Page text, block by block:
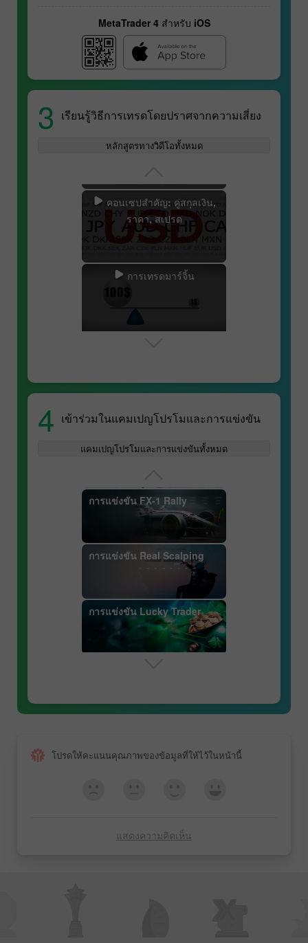
MetaTrader 4 สำหรับ iOS
3 เรียนรู้วิธีการเทรดโดยปราศจากความเสี่ยง
หลักสูตรทางวิดีโอทั้งหมด
สัญญาฟิวเจอร์ส
คอนเซปสำคัญ: คู่สกุลเงิน,
ราคา, สเปรด
การเทรดมาร์จิ้น
การวิเคราะห์ทางเทคนิค
สัญญาฟิวเจอร์ส
ข้อมูลจำเพาะของคู่สกุลเงิน
คอนเซปสำคัญ: คู่สกุลเงิน,
4 เข้าร่วมในแคมเปญโปรโมและการแข่งขัน
แคมเปญโปรโมและการแข่งขันทั้งหมด
การแข่งขัน Lucky Trader
การแข่งขัน InstaForex Great
Race
การแข่งขัน FX-1 Rally
การแข่งขัน Real Scalping
การแข่งขัน Lucky Trader
การแข่งขัน Real Scalping
โปรดให้คะแนนคุณภาพของข้อมูลที่ให้ไว้ในหน้านี้
แสดงความคิดเห็น